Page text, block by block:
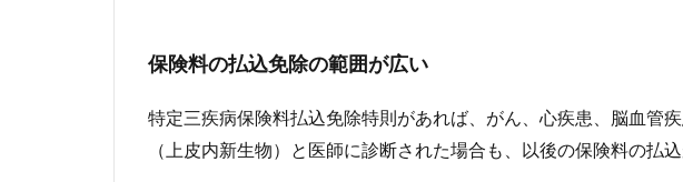
保険料の払込免除の範囲が広い
特定三疾病保険料払込免除特則があれば、がん、心疾患、脳血管
（上皮内新生物）と医師に診断された場合も、以後の保険料の払込